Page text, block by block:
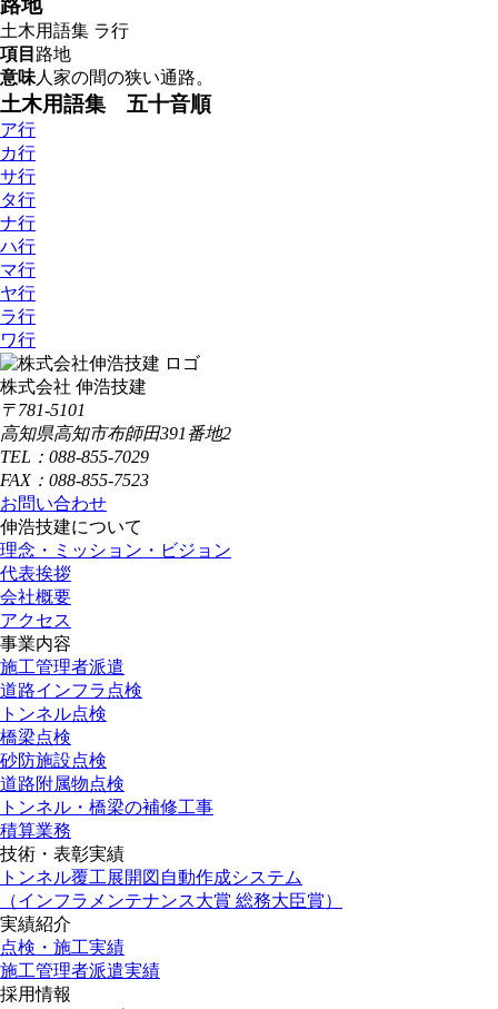
路地
土木用語集 ラ行
項目 路地
意味人家の間の狭い通路。
土木用語集 五十音順
ア行
カ行
サ行
タ行
ナ行
ハ行
マ行
ヤ行
ラ行
ワ行
株式会社 伸浩技建
〒781-5101
高知県高知市布師田391番地2
TEL：088-855-7029
FAX：088-855-7523
お問い合わせ
伸浩技建について
理念・ミッション・ビジョン
代表挨拶
会社概要
アクセス
事業内容
施工管理者派遣
道路インフラ点検
トンネル点検
橋梁点検
砂防施設点検
道路附属物点検
トンネル・橋梁の補修工事
積算業務
技術・表彰実績
トンネル覆工展開図自動作成システム
（インフラメンテナンス大賞 総務大臣賞）
実績紹介
点検・施工実績
施工管理者派遣実績
採用情報